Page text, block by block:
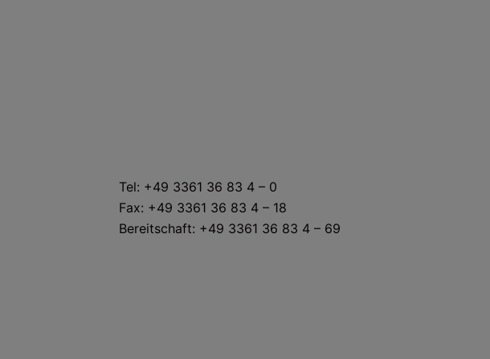
Tel: +49 3361 36 83 4 – 0
Fax: +49 3361 36 83 4 – 18
Bereitschaft: +49 3361 36 83 4 – 69